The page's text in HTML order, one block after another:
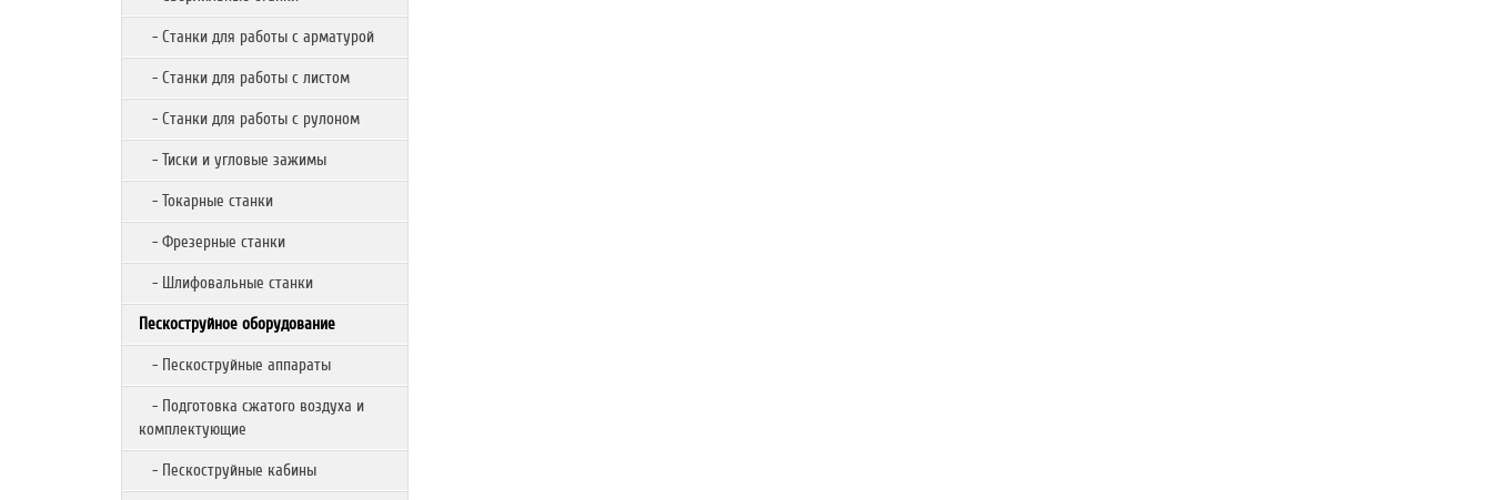
- Станки для работы с арматурой
- Станки для работы с листом
- Станки для работы с рулоном
- Тиски и угловые зажимы
- Токарные станки
- Фрезерные станки
- Шлифовальные станки
Пескоструйное оборудование
- Пескоструйные аппараты
- Подготовка сжатого воздуха и
комплектующие
- Пескоструйные кабины